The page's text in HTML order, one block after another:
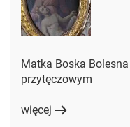
Matka Boska
przytęczowym
więcej